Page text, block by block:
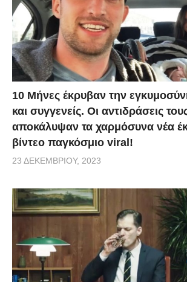
10 Μήνες έκρυβαν την
και συγγενείς. Οι αντιδράσεις
αποκάλυψαν τα χαρμόσυνα νέα
βίντεο παγκόσμιο viral!
23 ΔΕΚΕΜΒΡΊΟΥ, 2023